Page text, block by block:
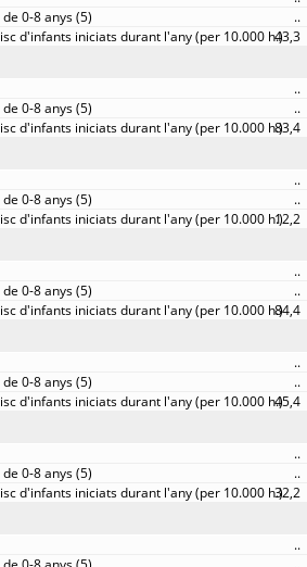
..
43,3
..
..
83,4
..
..
12,2
..
..
84,4
..
..
45,4
..
..
32,2
..